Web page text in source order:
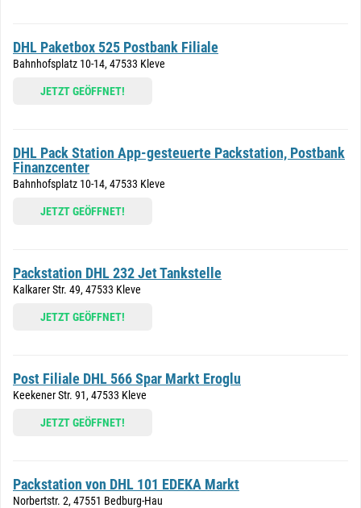
DHL Paketbox 525 Postbank Filiale
Bahnhofsplatz 10-14, 47533 Kleve
JETZT GEÖFFNET!
DHL Pack Station App-gesteuerte Packstation, Postbank
Finanzcenter
Bahnhofsplatz 10-14, 47533 Kleve
JETZT GEÖFFNET!
Packstation DHL 232 Jet Tankstelle
Kalkarer Str. 49, 47533 Kleve
JETZT GEÖFFNET!
Post Filiale DHL 566 Spar Markt Eroglu
Keekener Str. 91, 47533 Kleve
JETZT GEÖFFNET!
Packstation von DHL 101 EDEKA Markt
Norbertstr. 2, 47551 Bedburg-Hau